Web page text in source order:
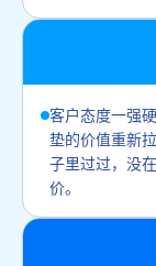
客户态度一强
垫的价值重新
子里过过，没
价。